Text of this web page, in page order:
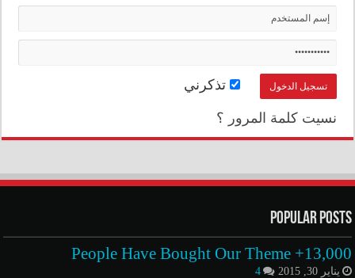
تذكرني
نسيت كلمة المرور ؟
Popular Posts
13,000+ People Have Bought Our Theme
يناير 30, 2015 4